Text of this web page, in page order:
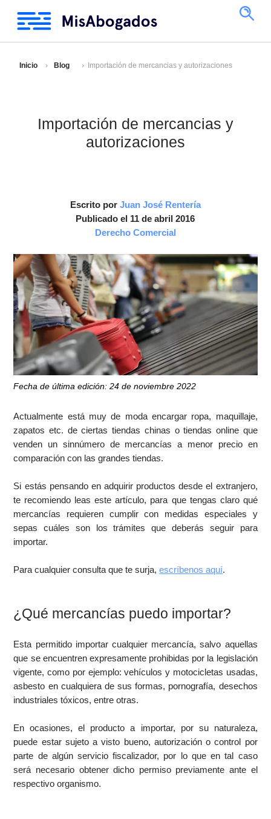
Inicio Blog Importación de mercancias y autorizaciones
Importación de mercancias y
autorizaciones
Escrito por Juan José Rentería
Publicado el 11 de abril 2016
Derecho Comercial
Fecha de última edición: 24 de noviembre 2022
Actualmente está muy de moda encargar ropa, maquillaje,
zapatos etc. de ciertas tiendas chinas o tiendas online que
venden un sinnúmero de mercancías a menor precio en
comparación con las grandes tiendas.
Si estás pensando en adquirir productos desde el extranjero,
te recomiendo leas este artículo, para que tengas claro qué
mercancías requieren cumplir con medidas especiales y
sepas cuáles son los trámites que deberás seguir para
importar.
Para cualquier consulta que te surja,escríbenos aquí.
¿Qué mercancías puedo importar?
Esta permitido importar cualquier mercancía, salvo aquellas
que se encuentren expresamente prohibidas por la legislación
vigente, como por ejemplo: vehículos y motocicletas usadas,
asbesto en cualquiera de sus formas, pornografía, desechos
industriales tóxicos, entre otras.
En ocasiones, el producto a importar, por su naturaleza,
puede estar sujeto a visto bueno, autorización o control por
parte de algún servicio fiscalizador, por lo que en tal caso
será necesario obtener dicho permiso previamente ante el
respectivo organismo.